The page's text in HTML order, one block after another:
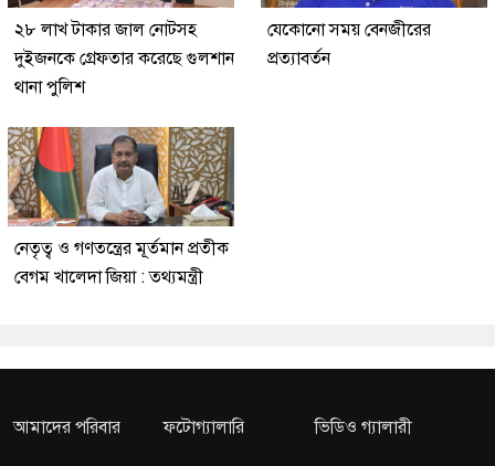
২৮ লাখ টাকার জাল নোটসহ
দুইজনকে গ্রেফতার করেছে গুলশান
থানা পুলিশ
যেকোনো সময় বেনজীরের
প্রত্যাবর্তন
নেতৃত্ব ও গণতন্ত্রের মূর্তমান প্রতীক
বেগম খালেদা জিয়া : তথ্যমন্ত্রী
আমাদের পরিবার ফটোগ্যালারি ভিডিও গ্যালারী